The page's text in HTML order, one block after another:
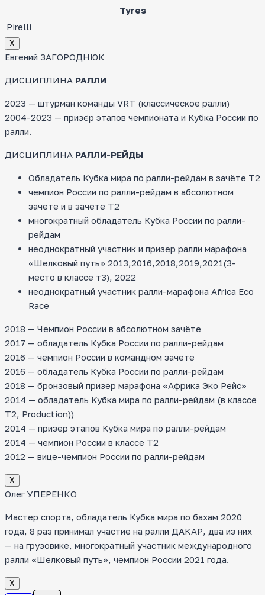
Tyres
Pirelli
Х
Евгений ЗАГОРОДНЮК
ДИСЦИПЛИНА РАЛЛИ
2023 — штурман команды VRT (классическое ралли)
2004-2023 — призёр этапов чемпионата и Кубка России по
ралли.
ДИСЦИПЛИНА РАЛЛИ-РЕЙДЫ
Обладатель Кубка мира по ралли-рейдам в зачёте Т2
чемпион России по ралли-рейдам в абсолютном
зачете и в зачете Т2
многократный обладатель Кубка России по ралли-
рейдам
неоднократный участник и призер ралли марафона
«Шелковый путь» 2013,2016,2018,2019,2021(3-
место в классе т3), 2022
неоднократный участник ралли-марафона Africa Eco
Race
2018 — Чемпион России в абсолютном зачёте
2017 — обладатель Кубка России по ралли-рейдам
2016 — чемпион России в командном зачете
2016 — обладатель Кубка России по ралли-рейдам
2018 — бронзовый призер марафона «Африка Эко Рейс»
2014 — обладатель Кубка мира по ралли-рейдам (в классе
T2, Production))
2014 — призер этапов Кубка мира по ралли-рейдам
2014 — чемпион России в классе Т2
2012 — вице-чемпион России по ралли-рейдам
Х
Олег УПЕРЕНКО
Мастер спорта, обладатель Кубка мира по бахам 2020
года, 8 раз принимал участие на ралли ДАКАР, два из них
— на грузовике, многократный участник международного
ралли «Шелковый путь», чемпион России 2021 года.
Х